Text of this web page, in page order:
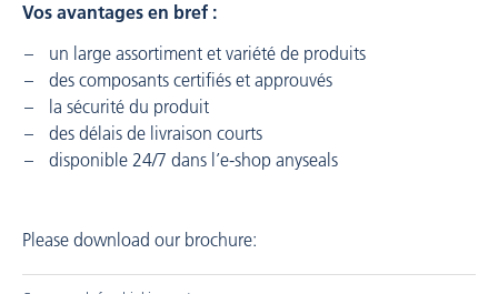
Vos avantages en bref :
un large assortiment et variété de produits
des composants certifiés et approuvés
la sécurité du produit
des délais de livraison courts
disponible 24/7 dans l’e-shop anyseals
Please download our brochure: